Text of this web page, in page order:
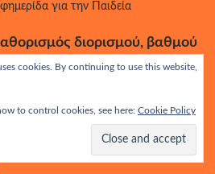
για την Παιδεία
διορισμού, βαθμού
απόφαση
διάρκειας
επιστημονικού
cookies. By continuing to use this website,
to control cookies, see here: Cookie Policy